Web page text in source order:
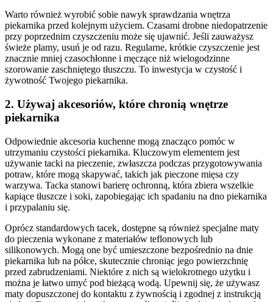
Warto również wyrobić sobie nawyk sprawdzania wnętrza
piekarnika przed kolejnym użyciem. Czasami drobne niedopatrzenie
przy poprzednim czyszczeniu może się ujawnić. Jeśli zauważysz
świeże plamy, usuń je od razu. Regularne, krótkie czyszczenie jest
znacznie mniej czasochłonne i męczące niż wielogodzinne
szorowanie zaschniętego tłuszczu. To inwestycja w czystość i
żywotność Twojego piekarnika.
2. Używaj akcesoriów, które chronią wnętrze
piekarnika
Odpowiednie akcesoria kuchenne mogą znacząco pomóc w
utrzymaniu czystości piekarnika. Kluczowym elementem jest
używanie tacki na pieczenie, zwłaszcza podczas przygotowywania
potraw, które mogą skapywać, takich jak pieczone mięsa czy
warzywa. Tacka stanowi barierę ochronną, która zbiera wszelkie
kapiące tłuszcze i soki, zapobiegając ich spadaniu na dno piekarnika
i przypalaniu się.
Oprócz standardowych tacek, dostępne są również specjalne maty
do pieczenia wykonane z materiałów teflonowych lub
silikonowych. Mogą one być umieszczone bezpośrednio na dnie
piekarnika lub na półce, skutecznie chroniąc jego powierzchnię
przed zabrudzeniami. Niektóre z nich są wielokrotnego użytku i
można je łatwo umyć pod bieżącą wodą. Upewnij się, że używasz
maty dopuszczonej do kontaktu z żywnością i zgodnej z instrukcją